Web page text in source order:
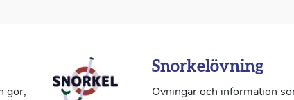
gör,
Snorkelövning
Övningar och information